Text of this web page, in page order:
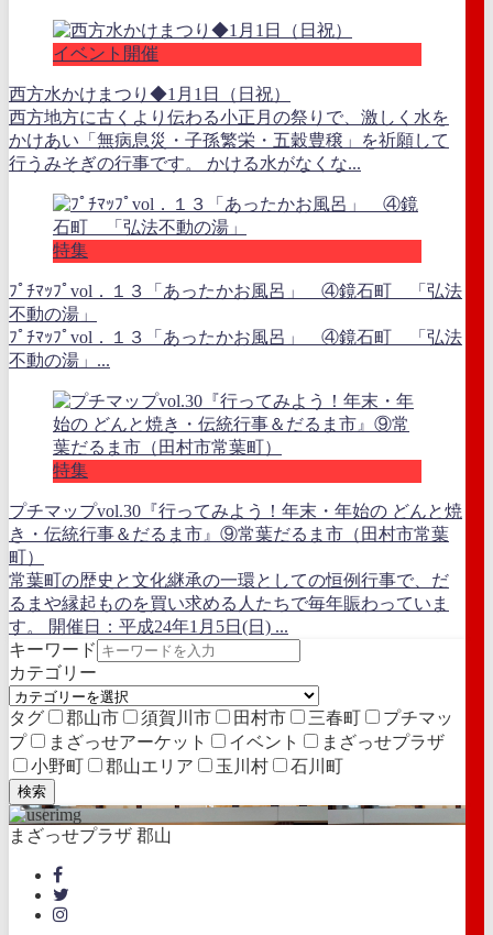
イベント開催
西方水かけまつり◆1月1日（日祝）
西方地方に古くより伝わる小正月の祭りで、激しく水を
かけあい「無病息災・子孫繁栄・五穀豊穣」を祈願して
行うみそぎの行事です。 かける水がなくな...
特集
ﾌﾟﾁﾏｯﾌﾟvol．１３「あったかお風呂」 ④鏡石町 「弘法
不動の湯」
ﾌﾟﾁﾏｯﾌﾟvol．１３「あったかお風呂」 ④鏡石町 「弘法
不動の湯」...
特集
プチマップvol.30『行ってみよう！年末・年始の どんと焼
き・伝統行事＆だるま市』⑨常葉だるま市（田村市常葉
町）
常葉町の歴史と文化継承の一環としての恒例行事で、だ
るまや縁起ものを買い求める人たちで毎年賑わっていま
す。 開催日：平成24年1月5日(日) ...
キーワード
カテゴリー
タグ 郡山市 須賀川市 田村市 三春町
プチマッ
プ
まざっせアーケット イベント
まざっせプラザ
小野町
郡山エリア 玉川村 石川町
検索
まざっせプラザ 郡山